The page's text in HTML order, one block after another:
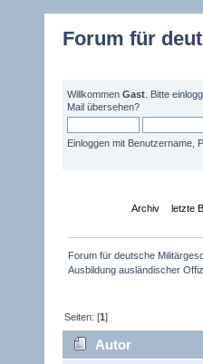
Forum für
Willkommen Gast . Bitte
Mail übersehen?
Einloggen mit Benutzername,
Archiv letzte
Forum für deutsche
Ausbildung ausländischer
Seiten: [1]
Autor